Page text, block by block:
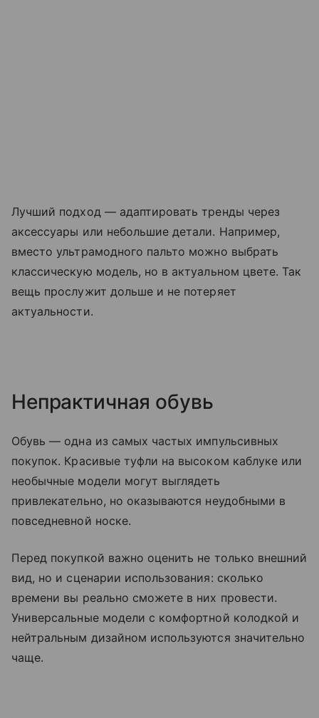
Лучший подход — адаптировать тренды через
аксессуары или небольшие детали. Например,
вместо ультрамодного пальто можно выбрать
классическую модель, но в актуальном цвете. Так
вещь прослужит дольше и не потеряет
актуальности.
Непрактичная обувь
Обувь — одна из самых частых импульсивных
покупок. Красивые туфли на высоком каблуке или
необычные модели могут выглядеть
привлекательно, но оказываются неудобными в
повседневной носке.
Перед покупкой важно оценить не только внешний
вид, но и сценарии использования: сколько
времени вы реально сможете в них провести.
Универсальные модели с комфортной колодкой и
нейтральным дизайном используются значительно
чаще.